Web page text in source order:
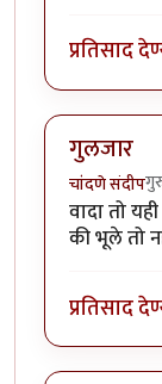
प्रतिसाद
गुलजार
चांदणे संदीप
वादा तो
की भूले तो
प्रतिसाद